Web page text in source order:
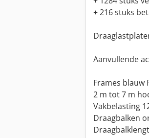
+ 216 stuks
Aanvullende
Frames blauw
2 m tot 7 m
Vakbelasting
Draagbalken